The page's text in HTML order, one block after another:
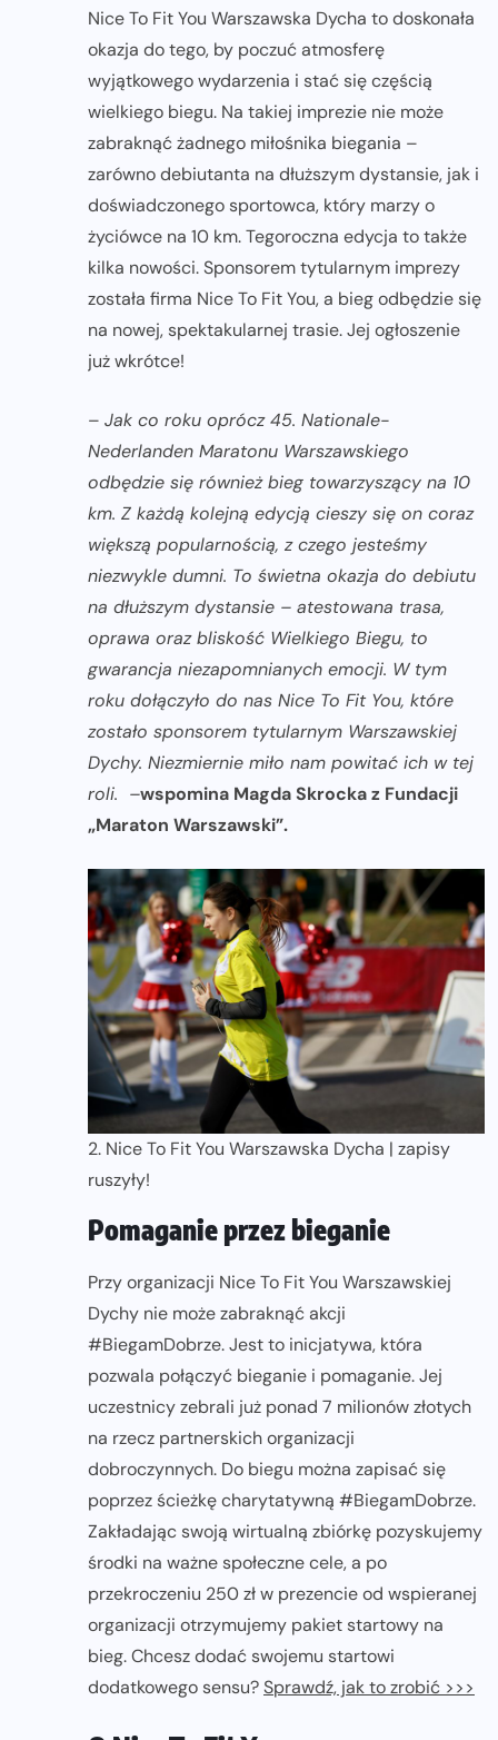
Nice To Fit You Warszawska Dycha to doskonała
okazja do tego, by poczuć atmosferę
wyjątkowego wydarzenia i stać się częścią
wielkiego biegu. Na takiej imprezie nie może
zabraknąć żadnego miłośnika biegania –
zarówno debiutanta na dłuższym dystansie, jak i
doświadczonego sportowca, który marzy o
życiówce na 10 km. Tegoroczna edycja to także
kilka nowości. Sponsorem tytularnym imprezy
została firma Nice To Fit You, a bieg odbędzie się
na nowej, spektakularnej trasie. Jej ogłoszenie
już wkrótce!
– Jak co roku oprócz 45. Nationale-
Nederlanden Maratonu Warszawskiego
odbędzie się również bieg towarzyszący na 10
km. Z każdą kolejną edycją cieszy się on coraz
większą popularnością, z czego jesteśmy
niezwykle dumni. To świetna okazja do debiutu
na dłuższym dystansie – atestowana trasa,
oprawa oraz bliskość Wielkiego Biegu, to
gwarancja niezapomnianych emocji. W tym
roku dołączyło do nas Nice To Fit You, które
zostało sponsorem tytularnym Warszawskiej
Dychy. Niezmiernie miło nam powitać ich w tej
roli. –wspomina Magda Skrocka z Fundacji
„Maraton Warszawski”.
2. Nice To Fit You Warszawska Dycha | zapisy
ruszyły!
Pomaganie przez bieganie
Przy organizacji Nice To Fit You Warszawskiej
Dychy nie może zabraknąć akcji
#BiegamDobrze. Jest to inicjatywa, która
pozwala połączyć bieganie i pomaganie. Jej
uczestnicy zebrali już ponad 7 milionów złotych
na rzecz partnerskich organizacji
dobroczynnych. Do biegu można zapisać się
poprzez ścieżkę charytatywną #BiegamDobrze.
Zakładając swoją wirtualną zbiórkę pozyskujemy
środki na ważne społeczne cele, a po
przekroczeniu 250 zł w prezencie od wspieranej
organizacji otrzymujemy pakiet startowy na
bieg. Chcesz dodać swojemu startowi
dodatkowego sensu?Sprawdź, jak to zrobić >>>